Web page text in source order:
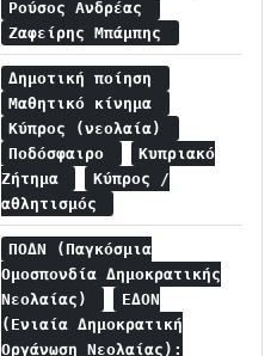
Ρούσος Ανδρέας
Ζαφείρης Μπάμπης
Δημοτική ποίηση
Μαθητικό κίνημα
Κύπρος (νεολαία)
Ποδόσφαιρο
Κυπριακό
Ζήτημα
Κύπρος /
αθλητισμός
ΠΟΔΝ (Παγκόσμια
Ομοσπονδία Δημοκρατικής
Νεολαίας)
ΕΔΟΝ
(Ενιαία Δημοκρατική
Οργάνωση Νεολαίας):